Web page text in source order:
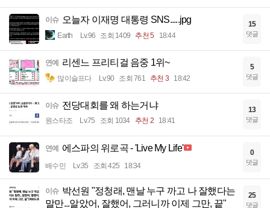
이슈 오늘자 이재명 대통령 SNS.....jpg
Earth Lv.96 조회 1409 추천 5 18:44
15
댓글
연예 리센느 프리티걸 음중 1위~
많이슬프다 Lv.90 조회 761 추천 3 18:42
5
댓글
이슈 전당대회를 왜 하는거냐
원스타조 Lv.75 조회 1034 추천 2 18:41
13
댓글
연예 에스파의 위로곡 - 'Live My Life'
배수민 Lv.35 조회 425 18:34
0
댓글
이슈 박선원 "정청래, 맨날 누구 까고 나 잘했다는
말만...알았어, 잘했어, 그러니까 이제 그만, 끝"
25
댓글